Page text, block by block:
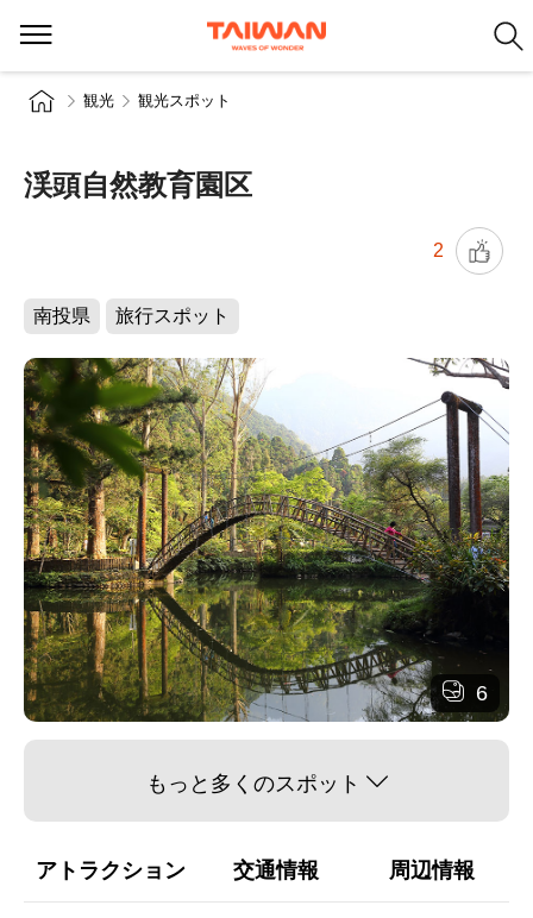
観光 観光スポット
渓頭自然教育園区
2
南投県 旅行スポット
6
もっと多くのスポット
アトラクション 交通情報 周辺情報